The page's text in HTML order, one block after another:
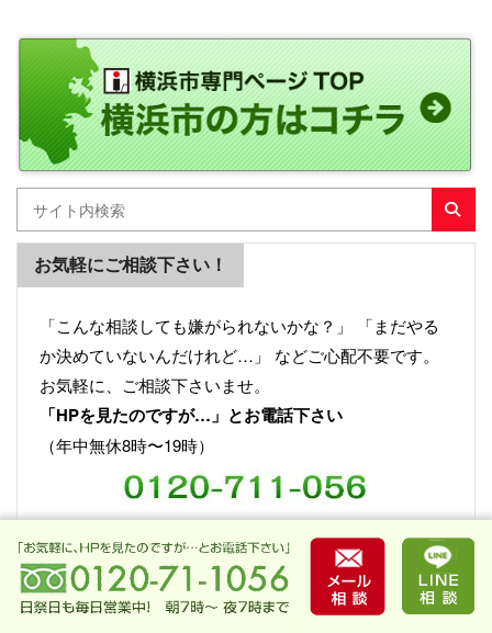
お気軽にご相談下さい！
「こんな相談しても嫌がられないかな？」 「まだやる
か決めていないんだけれど…」 などご心配不要です。
お気軽に、ご相談下さいませ。
「HPを見たのですが…」とお電話下さい
（年中無休8時〜19時）